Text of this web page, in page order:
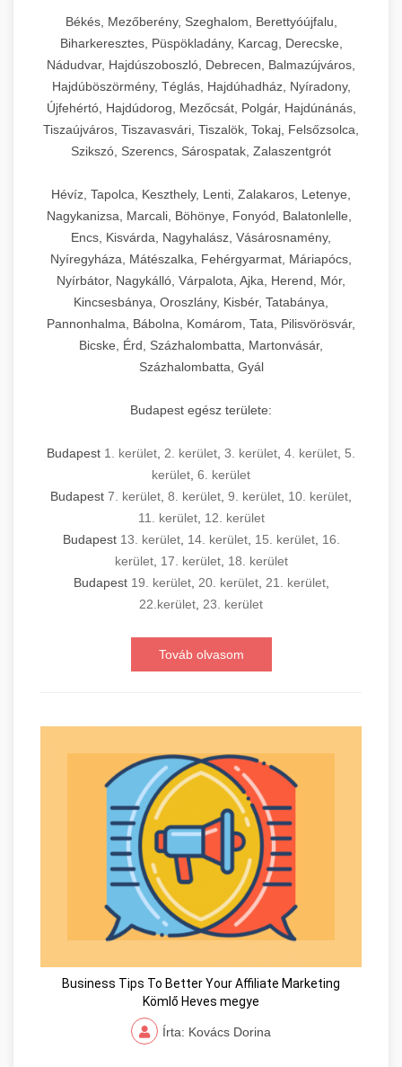
Békés, Mezőberény, Szeghalom, Berettyóújfalu,
Biharkeresztes, Püspökladány, Karcag, Derecske,
Nádudvar, Hajdúszoboszló, Debrecen, Balmazújváros,
Hajdúböszörmény, Téglás, Hajdúhadház, Nyíradony,
Újfehértó, Hajdúdorog, Mezőcsát, Polgár, Hajdúnánás,
Tiszaújváros, Tiszavasvári, Tiszalök, Tokaj, Felsőzsolca,
Szikszó, Szerencs, Sárospatak, Zalaszentgrót
Hévíz, Tapolca, Keszthely, Lenti, Zalakaros, Letenye,
Nagykanizsa, Marcali, Böhönye, Fonyód, Balatonlelle,
Encs, Kisvárda, Nagyhalász, Vásárosnamény,
Nyíregyháza, Mátészalka, Fehérgyarmat, Máriapócs,
Nyírbátor, Nagykálló, Várpalota, Ajka, Herend, Mór,
Kincsesbánya, Oroszlány, Kisbér, Tatabánya,
Pannonhalma, Bábolna, Komárom, Tata, Pilisvörösvár,
Bicske, Érd, Százhalombatta, Martonvásár,
Százhalombatta, Gyál
Budapest egész területe:
Budapest 1. kerület 2. kerület 3. kerület 4. kerület 5.
kerület 6. kerület
Budapest 7. kerület 8. kerület 9. kerület 10. kerület
11. kerület, 12. kerület
Budapest 13. kerület, 14. kerület, 15. kerület, 16.
kerület, 17. kerület, 18. kerület
Budapest 19. kerület, 20. kerület, 21. kerület,
22.kerület 23. kerület
Továb olvasom
Business Tips To Better Your Affiliate Marketing
Kömlő Heves megye
Írta: Kovács Dorina